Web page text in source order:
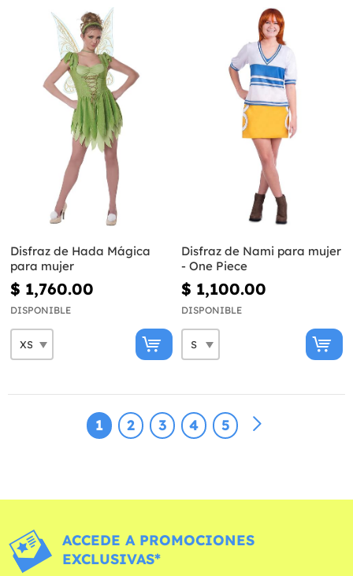
Disfraz de Hada Mágica
para mujer
$ 1,760.00
DISPONIBLE
Disfraz de Nami para mujer
- One Piece
$ 1,100.00
DISPONIBLE
1 2 3 4 5
ACCEDE A PROMOCIONES
EXCLUSIVAS*